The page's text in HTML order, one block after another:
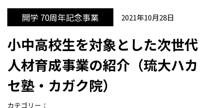
開学 70周年記念事業 2021年10月28日
小中高校生を対象とした次世代
人材育成事業の紹介（琉大ハカ
セ塾・カガク院）
カテゴリー：